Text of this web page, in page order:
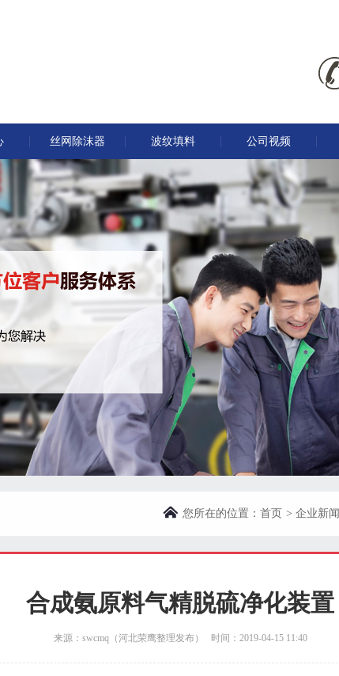
丝网除沫器 波纹填料 公司视频
首页 > 企业新闻
您所在的位置：
合成氨原料气精脱硫净化装置
来源：swcmq（河北荣鹰整理发布） 时间：2019-04-15 11:40